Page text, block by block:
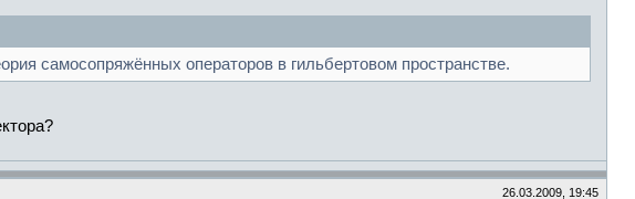
самосопряжённых операторов в гильбертовом пространстве.
26.03.2009, 19:45